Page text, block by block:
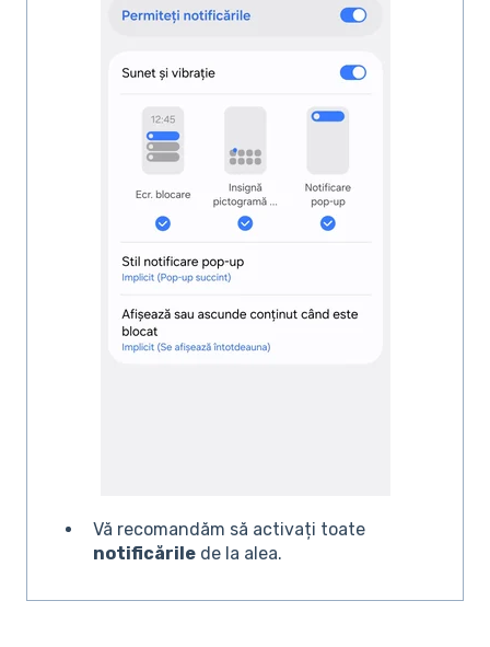
Vă recomandăm să activați toate
notificările de la alea.